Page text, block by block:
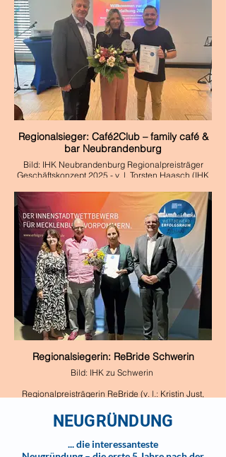
Regionalsieger: Café2Club – family café &
bar Neubrandenburg
Bild: IHK Neubrandenburg Regionalpreisträger
Geschäftskonzept 2025 - v. l. Torsten Haasch (IHK
(cafe2club)
Regionalsiegerin: ReBride Schwerin
Bild: IHK zu Schwerin
Regionalpreisträgerin ReBride (v. l.: Kristin Just,
Wirtschaftsministerium MV; Janine Guschewski,
ReBride; Matthias Belke, Präsident IHK zu
NEUGRÜNDUNG
... die interessanteste